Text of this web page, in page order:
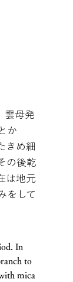
雲母発
か
きめ細
の後乾
は地元
をして
In
to
mica